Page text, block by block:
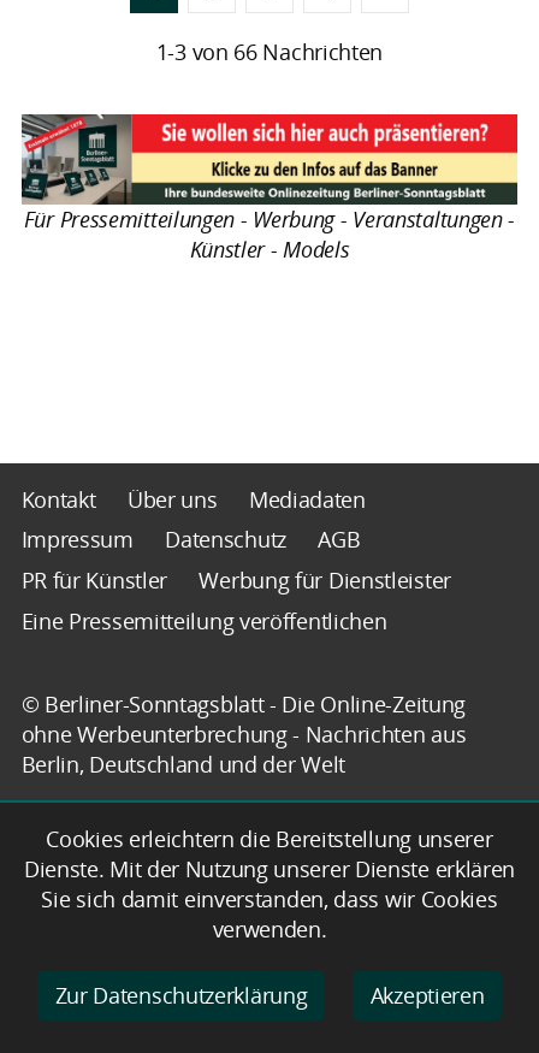
1-3 von 66 Nachrichten
Für Pressemitteilungen - Werbung - Veranstaltungen -
Künstler - Models
Kontakt Über uns
Mediadaten
Impressum
Datenschutz
AGB
PR für Künstler
Werbung für Dienstleister
Eine Pressemitteilung veröffentlichen
© Berliner-Sonntagsblatt - Die Online-Zeitung
ohne Werbeunterbrechung - Nachrichten aus
Berlin, Deutschland und der Welt
Cookies erleichtern die Bereitstellung unserer
Dienste. Mit der Nutzung unserer Dienste erklären
Sie sich damit einverstanden, dass wir Cookies
verwenden.
Zur Datenschutzerklärung Akzeptieren